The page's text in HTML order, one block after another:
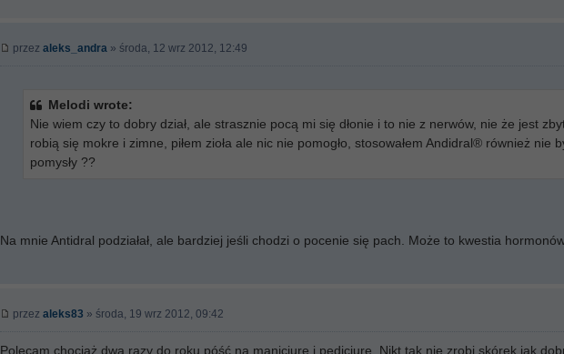
przez aleks_andra » środa, 12 wrz 2012, 12:49
Melodi wrote:
Nie wiem czy to dobry dział, ale strasznie pocą mi się dłonie i to nie z nerwów, nie że jest
robią się mokre i zimne, piłem zioła ale nic nie pomogło, stosowałem Andidral® również nie
pomysły ??
Na mnie Antidral podziałał, ale bardziej jeśli chodzi o pocenie się pach. Może to kwestia
przez aleks83 » środa, 19 wrz 2012, 09:42
Polecam chociaż dwa razy do roku póść na maniciure i pediciure. Nikt tak nie zrobi skórek jak